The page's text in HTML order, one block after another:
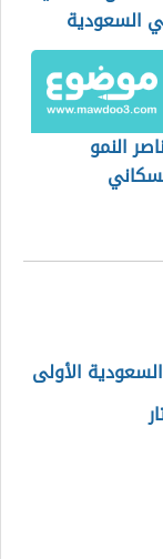
السعودية
النمو
الأولى